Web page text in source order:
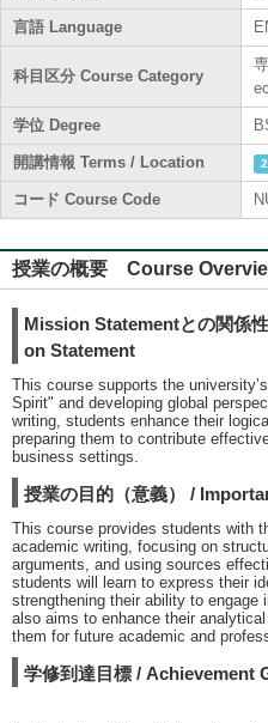
言語 Language
科目区分 Course Category
学位 Degree
開講情報 Terms / Location
コード Course Code
授業の概要 Course
Mission Statementとの関係
on Statement
This course supports the
Spirit" and developing global
writing, students enhance their
preparing them to contribute
business settings.
授業の目的（意義） /
This course provides students with
academic writing, focusing on
arguments, and using sources
students will learn to express their
strengthening their ability to
also aims to enhance their
them for future academic and
学修到達目標 / Achievement